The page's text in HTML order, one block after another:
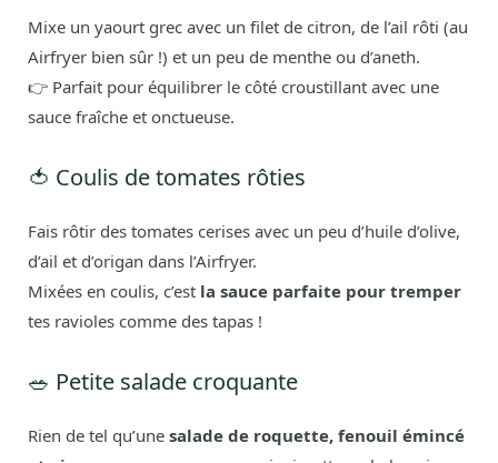
Mixe un yaourt grec avec un filet de citron, de l’ail rôti (au
Airfryer bien sûr !) et un peu de menthe ou d’aneth.
👉 Parfait pour équilibrer le côté croustillant avec une
sauce fraîche et onctueuse.
🍅 Coulis de tomates rôties
Fais rôtir des tomates cerises avec un peu d’huile d’olive,
d’ail et d’origan dans l’Airfryer.
Mixées en coulis, c’est la sauce parfaite pour tremper
tes ravioles comme des tapas !
🥗 Petite salade croquante
Rien de tel qu’une salade de roquette, fenouil émincé